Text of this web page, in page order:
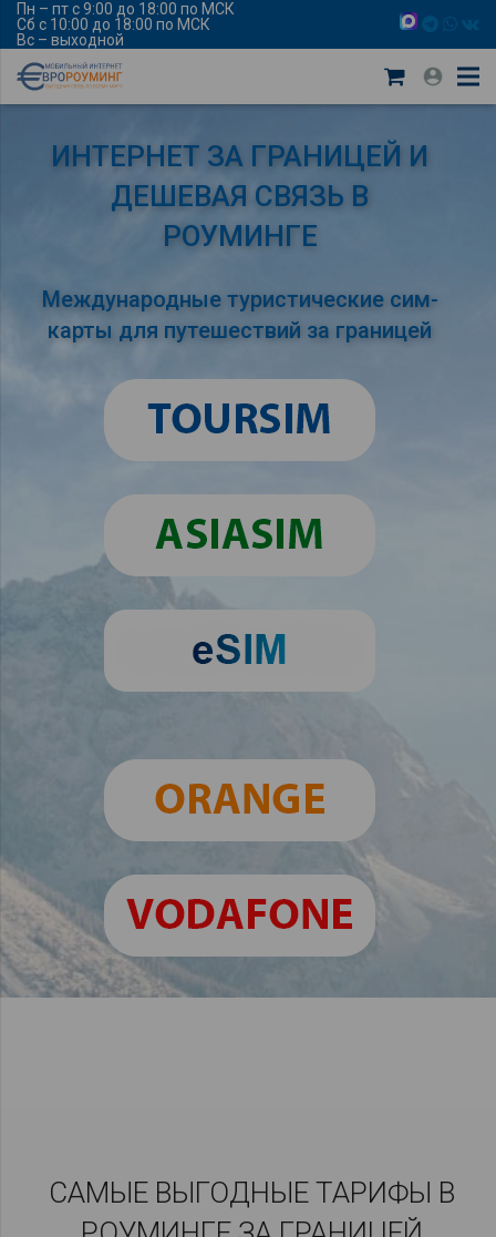
Пн – пт с 9:00 до 18:00 по МСК
Сб с 10:00 до 18:00 по МСК
Вс – выходной
ИНТЕРНЕТ ЗА ГРАНИЦЕЙ И
ДЕШЕВАЯ СВЯЗЬ В
РОУМИНГЕ
Международные туристические сим-
карты для путешествий за границей
САМЫЕ ВЫГОДНЫЕ ТАРИФЫ В